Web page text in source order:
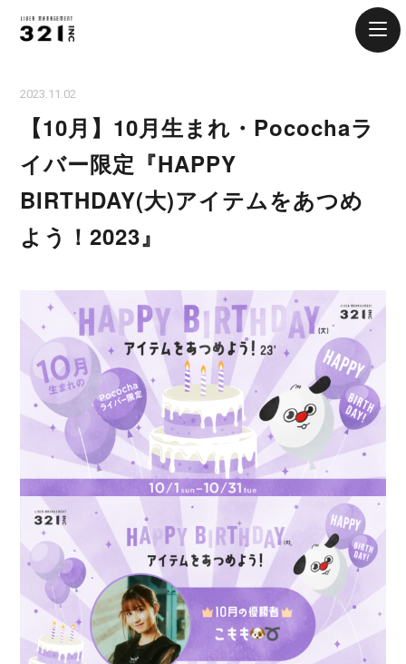
2023.11.02
【10月】10月生まれ・Pocochaラ
イバー限定『HAPPY
BIRTHDAY(大)アイテムをあつめ
よう！2023』